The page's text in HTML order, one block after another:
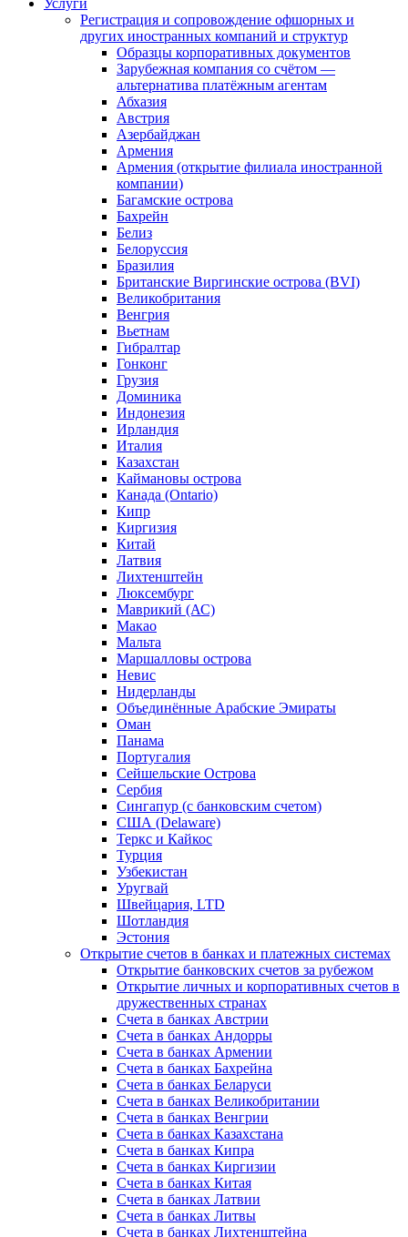
Услуги
Регистрация и сопровождение офшорных и
других иностранных компаний и структур
Образцы корпоративных документов
Зарубежная компания со счётом —
альтернатива платёжным агентам
Абхазия
Австрия
Азербайджан
Армения
Армения (открытие филиала иностранной
компании)
Багамские острова
Бахрейн
Белиз
Белоруссия
Бразилия
Британские Виргинские острова (BVI)
Великобритания
Венгрия
Вьетнам
Гибралтар
Гонконг
Грузия
Доминика
Индонезия
Ирландия
Италия
Казахстан
Каймановы острова
Канада (Ontario)
Кипр
Киргизия
Китай
Латвия
Лихтенштейн
Люксембург
Маврикий (АС)
Макао
Мальта
Маршалловы острова
Нeвис
Нидерланды
Объединённые Арабские Эмираты
Оман
Панама
Португалия
Сейшельские Острова
Сербия
Сингапур (c банковским счетом)
США (Delaware)
Теркс и Кайкос
Турция
Узбекистан
Уругвай
Швейцария, LTD
Шотландия
Эстония
Открытие счетов в банках и платежных системах
Открытие банковских счетов за рубежом
Открытие личных и корпоративных счетов в
дружественных странах
Счета в банках Австрии
Счета в банках Андорры
Счета в банках Армении
Счета в банках Бахрейна
Счета в банках Беларуси
Счета в банках Великобритании
Счета в банках Венгрии
Счета в банках Казахстана
Счета в банках Кипра
Счета в банках Киргизии
Счета в банках Китая
Счета в банках Латвии
Счета в банках Литвы
Счета в банках Лихтенштейна